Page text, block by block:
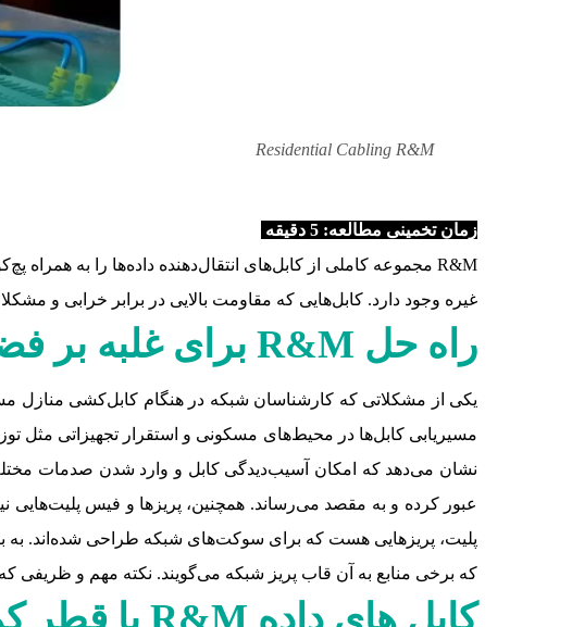
Residential Cabling R&M
زمان تخمینی مطالعه: 5 دقیقه
R&M مجموعه کاملی از کابل‌های انتقال‌دهنده داده‌ها را به همراه پچ‌کوردها برای شبکه‌های محلی و
غیره وجود دارد. کابل‌هایی که مقاومت بالایی در برابر خرابی و
راه حل R&M برای غلبه بر فضای محدود در خانه ها
یکی از مشکلاتی که کارشناسان شبکه در هنگام کابل‌کشی منازل
مسیریابی کابل‌ها در محیط‌های مسکونی و استقرار تجهیزاتی مثل
نشان می‌دهد که امکان آسیب‌دیدگی کابل و وارد شدن صدمات مختلف
عبور کرده و به مقصد می‌رساند. همچنین، پریز‌ها و فیس
پلیت، پریزهایی هست که برای سوکت‌های شبکه طراحی شده‌اند. به
که برخی منابع به آن قاب پریز شبکه می‌گویند. نکته مهم و ظریفی
کابل های داده R&M با قطر کم